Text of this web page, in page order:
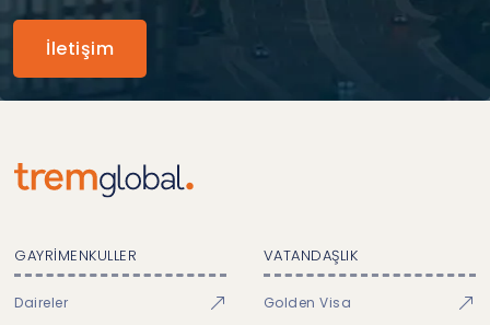
İletişim
GAYRİMENKULLER
Daireler
VATANDAŞLIK
Golden Visa